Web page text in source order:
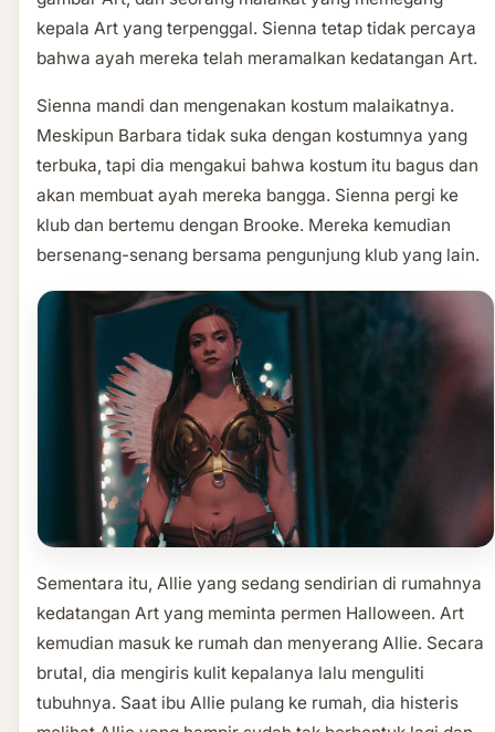
kepala Art yang terpenggal. Sienna tetap tidak percaya
bahwa ayah mereka telah meramalkan kedatangan Art.
Sienna mandi dan mengenakan kostum malaikatnya.
Meskipun Barbara tidak suka dengan kostumnya yang
terbuka, tapi dia mengakui bahwa kostum itu bagus dan
akan membuat ayah mereka bangga. Sienna pergi ke
klub dan bertemu dengan Brooke. Mereka kemudian
bersenang-senang bersama pengunjung klub yang lain.
Sementara itu, Allie yang sedang sendirian di rumahnya
kedatangan Art yang meminta permen Halloween. Art
kemudian masuk ke rumah dan menyerang Allie. Secara
brutal, dia mengiris kulit kepalanya lalu menguliti
tubuhnya. Saat ibu Allie pulang ke rumah, dia histeris